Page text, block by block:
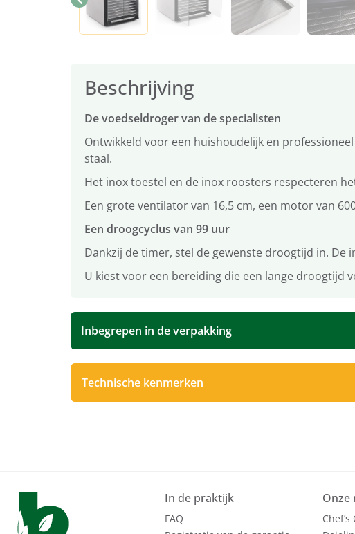
Beschrijving
De voedseldroger van de specialisten
Ontwikkeld voor een huishoudelijk en
staal.
Het inox toestel en de inox roosters respecteren
Een grote ventilator van 16,5 cm, een motor van
Een droogcyclus van 99 uur
Dankzij de timer, stel de gewenste droogtijd in.
U kiest voor een bereiding die een lange droogtijd
Inbegrepen in de verpakking
Technische kenmerken
In de praktijk
FAQ
Onze
Chef’s